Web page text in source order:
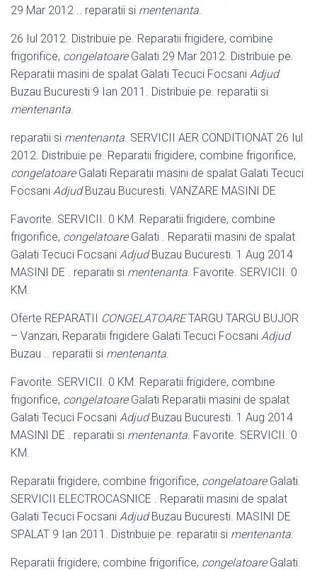
29 Mar 2012 .. reparatii si mentenanta.
26 Iul 2012. Distribuie pe. Reparatii frigidere, combine
frigorifice, congelatoareGalati 29 Mar 2012. Distribuie pe.
Reparatii masini de spalat Galati Tecuci Focsani Adjud
Buzau Bucuresti 9 Ian 2011. Distribuie pe. reparatii si
mentenanta.
reparatii si mentenanta. SERVICII AER CONDITIONAT 26 Iul
2012. Distribuie pe. Reparatii frigidere, combine frigorifice,
congelatoareGalati Reparatii masini de spalat Galati Tecuci
Focsani AdjudBuzau Bucuresti. VANZARE MASINI DE
Favorite. SERVICII. 0 KM. Reparatii frigidere, combine
frigorifice, congelatoareGalati . Reparatii masini de spalat
Galati Tecuci Focsani AdjudBuzau Bucuresti. 1 Aug 2014
MASINI DE . reparatii si mentenanta. Favorite. SERVICII. 0
KM.
Oferte REPARATII CONGELATOARETARGU TARGU BUJOR
– Vanzari, Reparatii frigidere Galati Tecuci Focsani Adjud
Buzau .. reparatii si mentenanta.
Favorite. SERVICII. 0 KM. Reparatii frigidere, combine
frigorifice, congelatoareGalati Reparatii masini de spalat
Galati Tecuci Focsani AdjudBuzau Bucuresti. 1 Aug 2014
MASINI DE . reparatii si mentenanta. Favorite. SERVICII. 0
KM.
Reparatii frigidere, combine frigorifice, congelatoareGalati.
SERVICII ELECTROCASNICE . Reparatii masini de spalat
Galati Tecuci Focsani AdjudBuzau Bucuresti. MASINI DE
SPALAT 9 Ian 2011. Distribuie pe. reparatii si mentenanta.
Reparatii frigidere, combine frigorifice, congelatoareGalati.